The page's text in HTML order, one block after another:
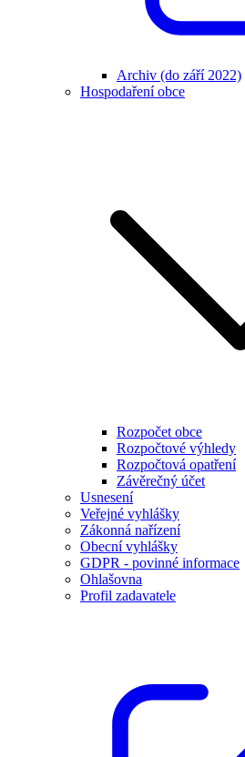
Archiv (do září 2022)
Hospodaření obce
Rozpočet obce
Rozpočtové výhledy
Rozpočtová opatření
Závěrečný účet
Usnesení
Veřejné vyhlášky
Zákonná nařízení
Obecní vyhlášky
GDPR - povinné informace
Ohlašovna
Profil zadavatele